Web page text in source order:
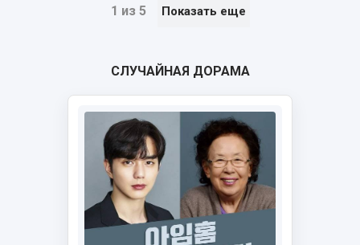
1 из 5 Показать еще
СЛУЧАЙНАЯ ДОРАМА